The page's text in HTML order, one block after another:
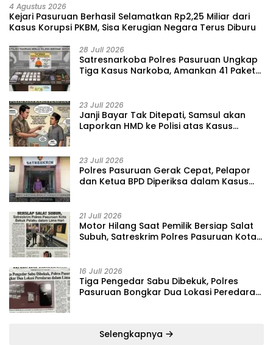
4 Agustus 2026
Kejari Pasuruan Berhasil Selamatkan Rp2,25 Miliar dari
Kasus Korupsi PKBM, Sisa Kerugian Negara Terus Diburu
28 Juli 2026
‎Satresnarkoba Polres Pasuruan Ungkap
Tiga Kasus Narkoba, Amankan 41 Paket
23 Juli 2026
‎Janji Bayar Tak Ditepati, Samsul akan
Laporkan HMD ke Polisi atas Kasus
23 Juli 2026
‎Polres Pasuruan Gerak Cepat, Pelapor
dan Ketua BPD Diperiksa dalam Kasus
21 Juli 2026
‎Motor Hilang Saat Pemilik Bersiap Salat
Subuh, Satreskrim Polres Pasuruan Kota
16 Juli 2026
Tiga Pengedar Sabu Dibekuk, Polres
Pasuruan Bongkar Dua Lokasi Peredaran
Selengkapnya